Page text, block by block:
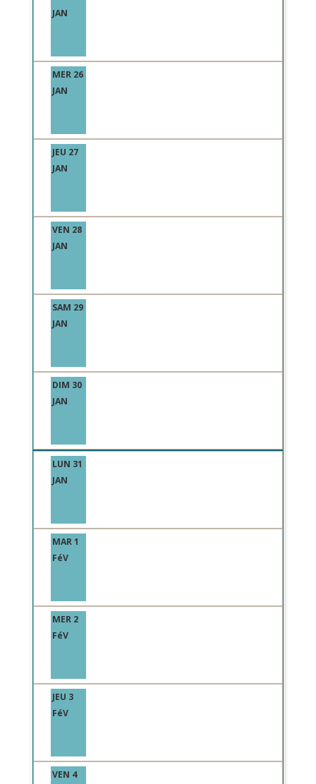
JAN
MER 26
JAN
JEU 27
JAN
VEN 28
JAN
SAM 29
JAN
DIM 30
JAN
LUN 31
JAN
MAR 1
FéV
MER 2
FéV
JEU 3
FéV
VEN 4